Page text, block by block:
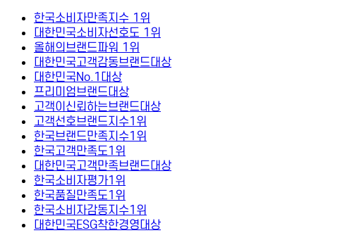
한국소비자만족지수 1위
대한민국소비자선호도 1위
올해의브랜드파워 1위
대한민국고객감동브랜드대상
대한민국No.1대상
프리미엄브랜드대상
고객이신뢰하는브랜드대상
고객선호브랜드지수1위
한국브랜드만족지수1위
한국고객만족도1위
대한민국고객만족브랜드대상
한국소비자평가1위
한국품질만족도1위
한국소비자감동지수1위
대한민국ESG착한경영대상